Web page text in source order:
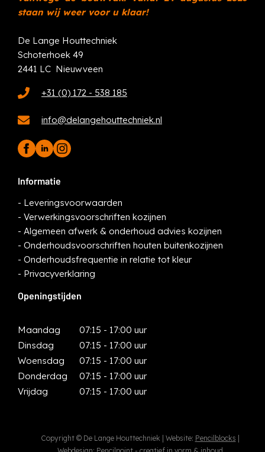
staan wij weer voor u klaar!
De Lange Houttechniek
Schoterhoek 49
2441 LC Nieuwveen
+31 (0) 172 - 538 185
info@delangehouttechniek.nl
Informatie
- Leveringsvoorwaarden
- Verwerkingsvoorschriften kozijnen
- Algemeen afwerk & onderhoud advies kozijnen
- Onderhoudsvoorschriften houten buitenkozijnen
- Onderhoudsfrequentie in relatie tot kleur
- Privacyverklaring
Openingstijden
Maandag
Dinsdag
Woensdag
Donderdag
Vrijdag
07:15 - 17:00 uur
07:15 - 17:00 uur
07:15 - 17:00 uur
07:15 - 17:00 uur
07:15 - 17:00 uur
Copyright © De Lange Houttechniek | Website: Pencilblocks